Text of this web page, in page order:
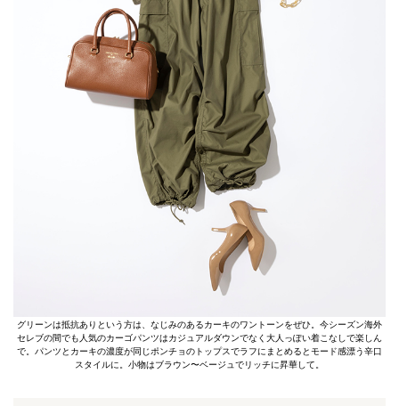
グリーンは抵抗ありという方は、なじみのあるカーキのワントーンをぜひ。今シーズン海外
セレブの間でも人気のカーゴパンツはカジュアルダウンでなく大人っぽい着こなしで楽しん
で。パンツとカーキの濃度が同じポンチョのトップスでラフにまとめるとモード感漂う辛口
スタイルに。小物はブラウン〜ベージュでリッチに昇華して。